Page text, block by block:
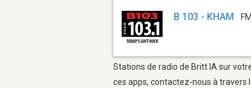
B 103 - KHAM
Stations de radio de Britt IA sur
ces apps, contactez-nous à travers